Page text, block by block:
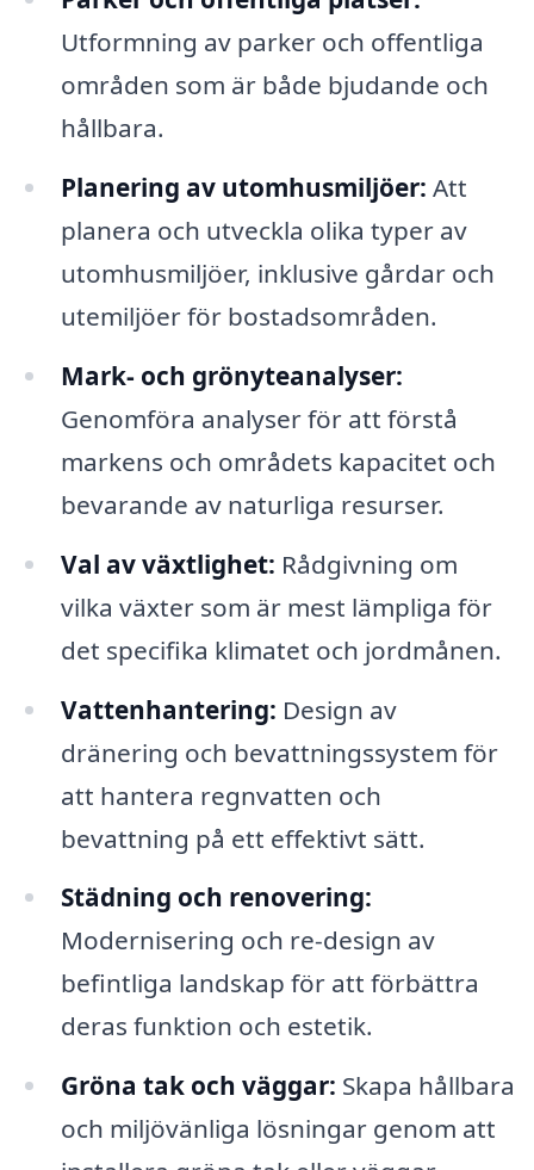
Utformning av parker och offentliga
områden som är både bjudande och
hållbara.
Planering av utomhusmiljöer: Att
planera och utveckla olika typer av
utomhusmiljöer, inklusive gårdar och
utemiljöer för bostadsområden.
Mark- och grönyteanalyser:
Genomföra analyser för att förstå
markens och områdets kapacitet och
bevarande av naturliga resurser.
Val av växtlighet: Rådgivning om
vilka växter som är mest lämpliga för
det specifika klimatet och jordmånen.
Vattenhantering: Design av
dränering och bevattningssystem för
att hantera regnvatten och
bevattning på ett effektivt sätt.
Städning och renovering:
Modernisering och re-design av
befintliga landskap för att förbättra
deras funktion och estetik.
Gröna tak och väggar: Skapa hållbara
och miljövänliga lösningar genom att